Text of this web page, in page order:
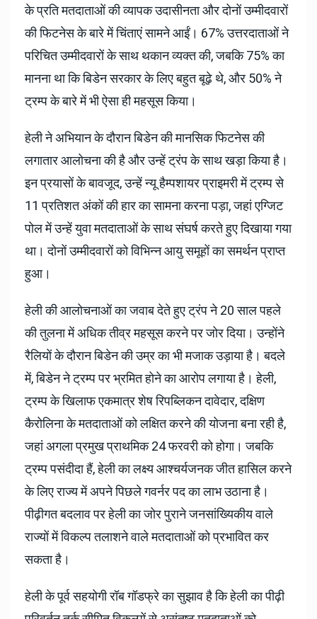
के प्रति मतदाताओं की व्यापक उदासीनता और दोनों उम्मीदवारों
की फिटनेस के बारे में चिंताएं सामने आईं। 67% उत्तरदाताओं ने
परिचित उम्मीदवारों के साथ थकान व्यक्त की, जबकि 75% का
मानना ​​था कि बिडेन सरकार के लिए बहुत बूढ़े थे, और 50% ने
ट्रम्प के बारे में भी ऐसा ही महसूस किया।
हेली ने अभियान के दौरान बिडेन की मानसिक फिटनेस की
लगातार आलोचना की है और उन्हें ट्रंप के साथ खड़ा किया है।
इन प्रयासों के बावजूद, उन्हें न्यू हैम्पशायर प्राइमरी में ट्रम्प से
11 प्रतिशत अंकों की हार का सामना करना पड़ा, जहां एग्जिट
पोल में उन्हें युवा मतदाताओं के साथ संघर्ष करते हुए दिखाया गया
था। दोनों उम्मीदवारों को विभिन्न आयु समूहों का समर्थन प्राप्त
हुआ।
हेली की आलोचनाओं का जवाब देते हुए ट्रंप ने 20 साल पहले
की तुलना में अधिक तीव्र महसूस करने पर जोर दिया। उन्होंने
रैलियों के दौरान बिडेन की उम्र का भी मजाक उड़ाया है। बदले
में, बिडेन ने ट्रम्प पर भ्रमित होने का आरोप लगाया है। हेली,
ट्रम्प के खिलाफ एकमात्र शेष रिपब्लिकन दावेदार, दक्षिण
कैरोलिना के मतदाताओं को लक्षित करने की योजना बना रही है,
जहां अगला प्रमुख प्राथमिक 24 फरवरी को होगा। जबकि
ट्रम्प पसंदीदा हैं, हेली का लक्ष्य आश्चर्यजनक जीत हासिल करने
के लिए राज्य में अपने पिछले गवर्नर पद का लाभ उठाना है।
पीढ़ीगत बदलाव पर हेली का जोर पुराने जनसांख्यिकीय वाले
राज्यों में विकल्प तलाशने वाले मतदाताओं को प्रभावित कर
सकता है।
हेली के पूर्व सहयोगी रॉब गॉडफ्रे का सुझाव है कि हेली का पीढ़ी